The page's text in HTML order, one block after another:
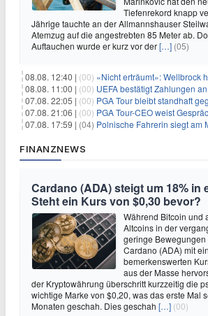
Tiefenrekord knapp
Jährige tauchte an der Allmannshauser
Atemzug auf die angestrebten 85 Meter ab.
Auftauchen wurde er kurz vor der[…] (05)
08.08. 12:40 | (00) «Nicht erträumt»: Wellbrock holt
08.08. 11:00 | (00) UEFA bestätigt Zahlungen an Ex-
07.08. 22:05 | (00) PGA Tour bleibt standhaft gegen LIV Golf Fusion
07.08. 21:06 | (00) PGA Tour-CEO weist Gespräche über eine Fusion mit LIV Golf
07.08. 17:59 | (04) Polnische Fahrerin siegt am Mont
FINANZNEWS
Cardano (ADA) steigt um 18% in
Steht ein Kurs von $0,30 bevor?
Während Bitcoin und
Altcoins in der
geringe Bewegungen
Cardano (ADA) mit
bemerkenswerten
aus der Masse
der Kryptowährung überschritt kurzzeitig die
wichtige Marke von $0,20, was das erste Mal
Monaten geschah. Dies geschah […] (00)